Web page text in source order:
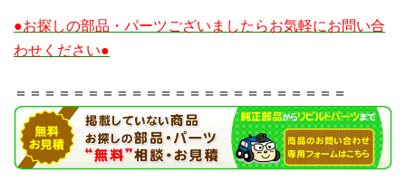
●お探しの部品・パーツございましたらお気軽にお問い合
わせください●
＝＝＝＝＝＝＝＝＝＝＝＝＝＝＝＝＝＝＝＝＝＝＝